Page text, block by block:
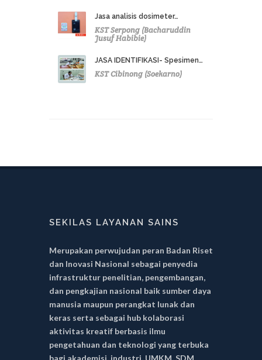
Jasa analisis dosimeter…
KST Serpong (Bacharuddin
Jusuf Habibie)
JASA IDENTIFIKASI- Spesimen…
KST Cibinong (Soekarno)
SEKILAS LAYANAN SAINS
Merupakan perwujudan peran Badan Riset
dan Inovasi Nasional sebagai penyedia
infrastruktur penelitian, pengembangan,
dan pengkajian nasional baik sumber daya
manusia maupun perangkat lunak dan
keras serta sebagai hub kolaborasi
aktivitas kreatif berbasis ilmu
pengetahuan dan teknologi yang terbuka
bagi akademisi, industri, UMKM, SDM